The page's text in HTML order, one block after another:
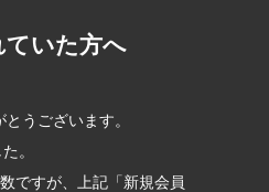
いた方へ
うございます。
。
ですが、上記「新規会員